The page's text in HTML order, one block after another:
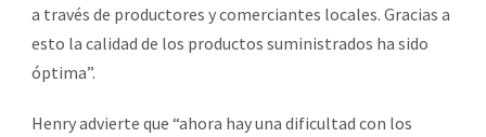
a través de productores y comerciantes locales. Gracias a
esto la calidad de los productos suministrados ha sido
óptima”.
Henry advierte que “ahora hay una dificultad con los